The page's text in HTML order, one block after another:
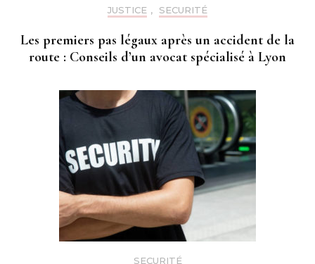
JUSTICE , SECURITÉ
Les premiers pas légaux après un accident de la
route : Conseils d’un avocat spécialisé à Lyon
SECURITÉ